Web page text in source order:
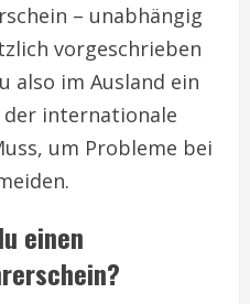
– unabhängig
vorgeschrieben
also im Ausland ein
internationale
um Probleme bei
einen